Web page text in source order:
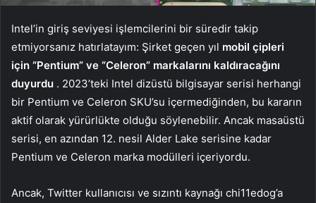
Intel’in giriş seviyesi işlemcilerini bir süredir takip
etmiyorsanız hatırlatayım: Şirket geçen yıl mobil çipleri
için “Pentium” ve “Celeron” markalarını kaldıracağını
duyurdu . 2023’teki Intel dizüstü bilgisayar serisi herhangi
bir Pentium ve Celeron SKU’su içermediğinden, bu kararın
aktif olarak yürürlükte olduğu söylenebilir. Ancak masaüstü
serisi, en azından 12. nesil Alder Lake serisine kadar
Pentium ve Celeron marka modülleri içeriyordu.
Ancak, Twitter kullanıcısı ve sızıntı kaynağı chi11edog’a